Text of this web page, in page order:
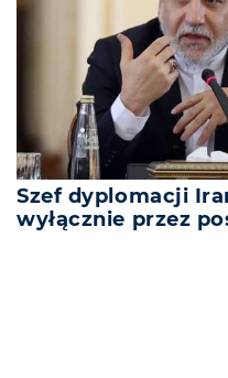
Szef dyplomacji
wyłącznie przez